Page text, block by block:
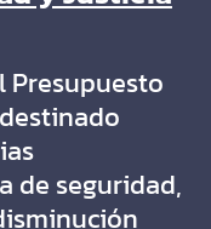
Presupuesto
de seguridad,